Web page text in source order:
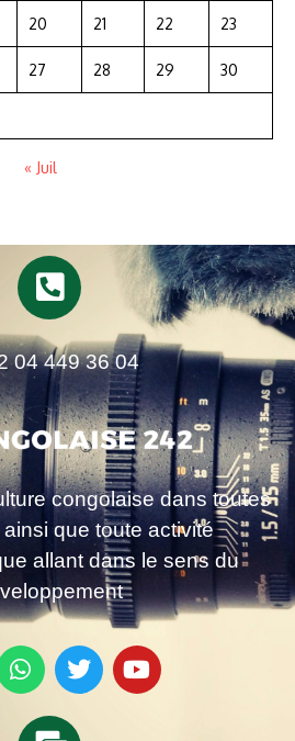
20 21 22 23
27 28 29 30
« Juil
04 449 36 04
congolaise dans toutes
que toute activité
allant dans le sens du